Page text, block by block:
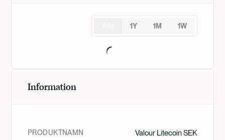
1Y 1M 1W
Information
PRODUKTNAMN Valour Litecoin SEK